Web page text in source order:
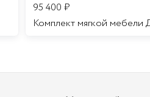
95 400 ₽